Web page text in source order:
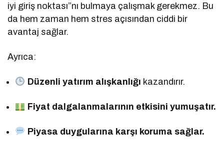
iyi giriş noktası”nı bulmaya çalışmak gerekmez. Bu
da hem zaman hem stres açısından ciddi bir
avantaj sağlar.
Ayrıca:
Düzenli yatırım alışkanlığı kazandırır.
Fiyat dalgalanmalarının etkisini yumuşatır.
Piyasa duygularına karşı koruma sağlar.